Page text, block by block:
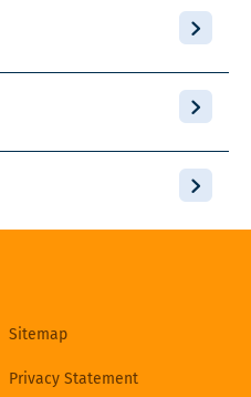
Sitemap
Privacy Statement